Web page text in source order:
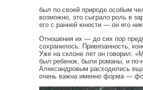
был по своей природе особым
возможно, это сыграло роль в
его с ранней юности — он его
Отношения их — до сих пор
сохранилось. Привязанность,
Уже на склоне лет он говорил:
был ребенок, были романы, и по-
Александровым расходились
очень важна именно форма —